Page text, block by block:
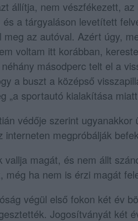
állítja, nem vészfékezett,
a tárgyaláson levetített
meg az autóval. Azért úgy,
voltam itt korábban,
másodperc telt el a
a buszt a középső
„a sportautó kialakítása
védője szerint
interneten megpróbálják
vallja magát, és nem állt
még ha nem is érzi magát
végül első fokon két év
Jogosítványát két